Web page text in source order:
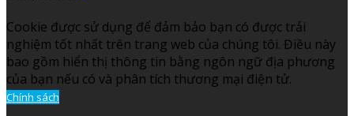
Cookie được sử dụng để đảm bảo bạn có được trải
nghiệm tốt nhất trên trang web của chúng tôi. Điều này
bao gồm hiển thị thông tin bằng ngôn ngữ địa phương
của bạn nếu có và phân tích thương mại điện tử.
Chính sách